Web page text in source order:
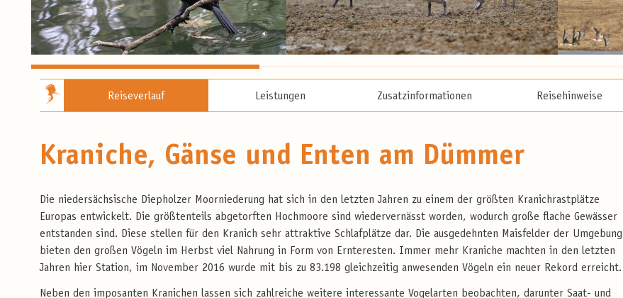
Reiseverlauf Leistungen Zusatzinformationen Reisehinweise
Kraniche, Gänse und Enten am Dümmer
Die niedersächsische Diepholzer Moorniederung hat sich in den letzten Jahren zu einem der größten Kranichrastplätze
Europas entwickelt. Die größtenteils abgetorften Hochmoore sind wiedervernässt worden, wodurch große flache Gewässer
entstanden sind. Diese stellen für den Kranich sehr attraktive Schlafplätze dar. Die ausgedehnten Maisfelder der Umgebung
bieten den großen Vögeln im Herbst viel Nahrung in Form von Ernteresten. Immer mehr Kraniche machten in den letzten
Jahren hier Station, im November 2016 wurde mit bis zu 83.198 gleichzeitig anwesenden Vögeln ein neuer Rekord erreicht.
Neben den imposanten Kranichen lassen sich zahlreiche weitere interessante Vogelarten beobachten, darunter Saat- und